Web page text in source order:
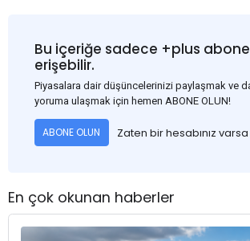
Bu içeriğe sadece +plus
erişebilir.
Piyasalara dair düşüncelerinizi paylaşmak ve
yoruma ulaşmak için hemen ABONE OLUN!
ABONE OLUN Zaten bir hesabınız varsa
En çok okunan haberler